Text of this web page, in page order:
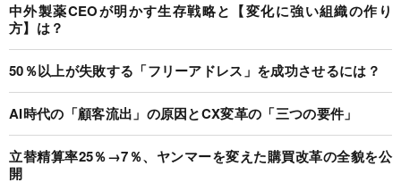
中外製薬CEOが明かす生存戦略と【変化に強い組織の作り
方】は？
50％以上が失敗する「フリーアドレス」を成功させるには？
AI時代の「顧客流出」の原因とCX変革の「三つの要件」
立替精算率25％→7％、ヤンマーを変えた購買改革の全貌を公
開